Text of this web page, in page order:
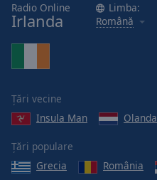
Font
Family
Done
Close
Dialog
End
Radio Online
Irlanda
Limba:
Română
Țări vecine
Insula Man
Olanda
Țări populare
Grecia
România